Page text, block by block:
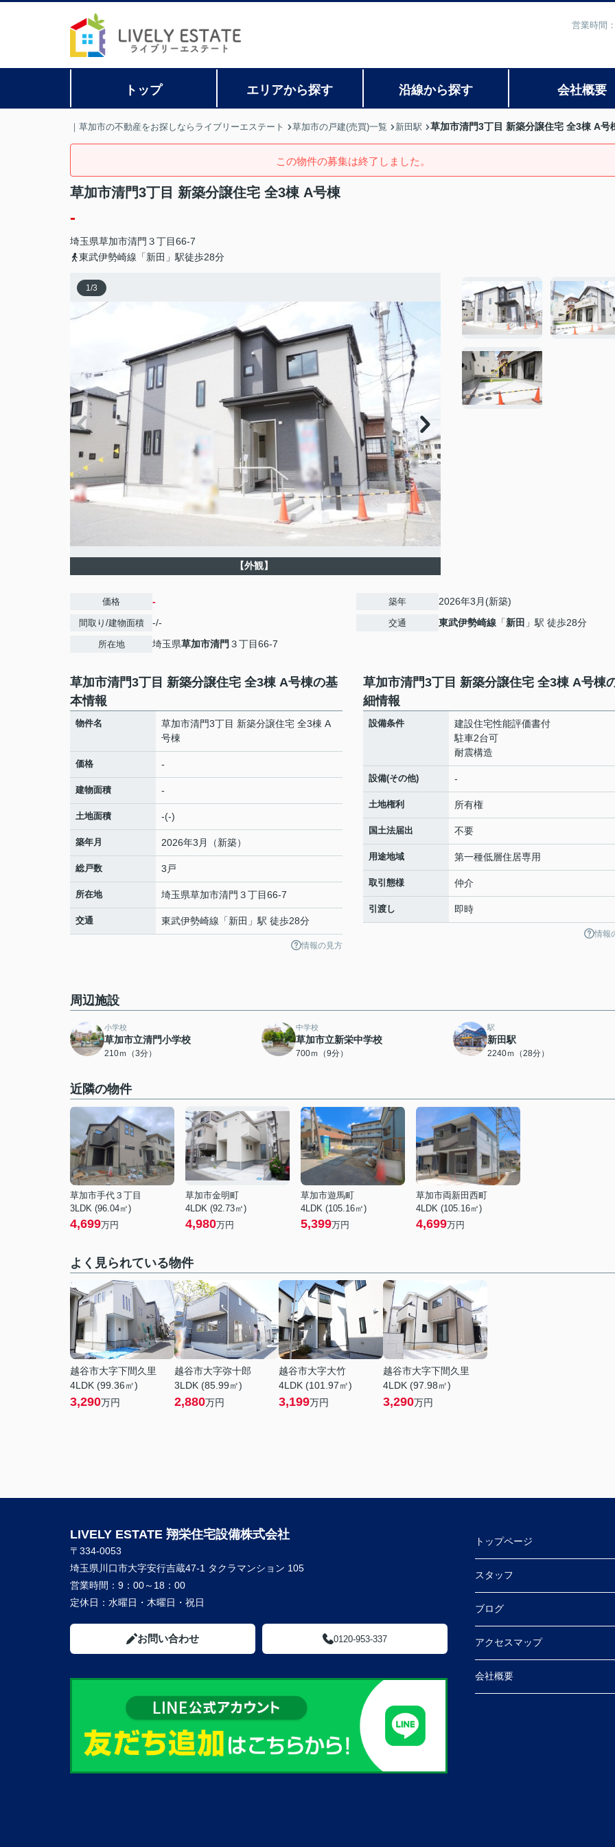
営業時間
トップ エリアから探す 沿線から探す 会社概要
｜草加市の不動産をお探しならライブリーエステート 草加市の戸建(売買)一覧 新田駅 草加市清門3丁目 新築分譲住宅 全3棟 A号
この物件の募集は終了しました。
草加市清門3丁目 新築分譲住宅 全3棟 A号棟
-
埼玉県草加市清門 ３丁目66-7
東武伊勢崎線「新田」駅徒歩28分
1/3
【外観】
価格 -
間取り/建物面積 -/-
所在地 埼玉県草加市清門 ３丁目66-7
築年 2026年3月(新築)
交通 東武伊勢崎線 「新田 」駅 徒歩28分
草加市清門3丁目 新築分譲住宅 全3棟 A号棟の基
本情報
物件名
草加市清門3丁目 新築分譲住宅 全3棟 A
号棟
価格 -
建物面積 -
土地面積 -(-)
築年月 2026年3月（新築）
総戸数 3戸
所在地 埼玉県草加市清門 ３丁目66-7
交通 東武伊勢崎線 「新田 」駅 徒歩28分
情報の見方
草加市清門3丁目 新築分譲住宅 全3棟 A号棟
細情報
設備条件
建設住宅性能評価書付
駐車2台可
耐震構造
設備(その他) -
土地権利 所有権
国土法届出 不要
用途地域 第一種低層住居専用
取引態様 仲介
引渡し 即時
情報
周辺施設
小学校
草加市立清門小学校
210ｍ（3分）
中学校
草加市立新栄中学校
700ｍ（9分）
駅
新田駅
2240ｍ（28分）
近隣の物件
草加市手代３丁目
3LDK (96.04㎡)
4,699万円
草加市金明町
4LDK (92.73㎡)
4,980万円
草加市遊馬町
4LDK (105.16㎡)
5,399万円
草加市両新田西町
4LDK (105.16㎡)
4,699万円
よく見られている物件
越谷市大字下間久里
4LDK (99.36㎡)
3,290万円
越谷市大字弥十郎
3LDK (85.99㎡)
2,880万円
越谷市大字大竹
4LDK (101.97㎡)
3,199万円
越谷市大字下間久里
4LDK (97.98㎡)
3,290万円
LIVELY ESTATE 翔栄住宅設備株式会社
〒334-0053
埼玉県川口市大字安行吉蔵47-1 タクラマンション 105
営業時間： 9：00～18：00
定休日： 水曜日・木曜日・祝日
お問い合わせ 0120-953-337
トップページ
スタッフ
ブログ
アクセスマップ
会社概要